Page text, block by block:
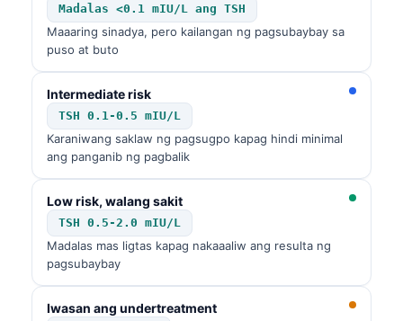
Madalas <0.1 mIU/L ang TSH
Maaaring sinadya, pero kailangan ng pagsubaybay sa
puso at buto
Intermediate risk
TSH 0.1-0.5 mIU/L
Karaniwang saklaw ng pagsugpo kapag hindi minimal
ang panganib ng pagbalik
Low risk, walang sakit
TSH 0.5-2.0 mIU/L
Madalas mas ligtas kapag nakaaaliw ang resulta ng
pagsubaybay
Iwasan ang undertreatment